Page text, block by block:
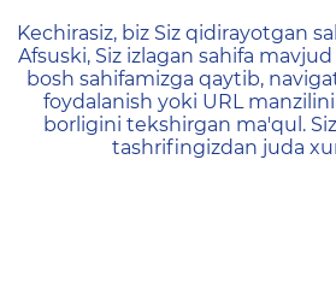
404 —
Kechirasiz, biz Siz qidirayotgan
Afsuski, Siz izlagan sahifa
bosh sahifamizga qaytib,
foydalanish yoki URL
borligini tekshirgan ma'qul.
tashrifingizdan juda